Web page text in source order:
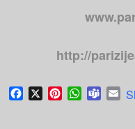
http://
Facebook
X PinterestWhatsApp
Teams